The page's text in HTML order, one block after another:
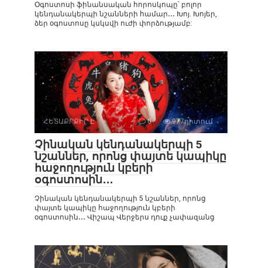
Օգոստոսի ֆինանսական հորոսկոպը՝ բոլոր
կենդանակերպի նշանների համար․․․ Խոյ. Խոյեր,
ձեր օգոստոսը կսկսվի ուժի փորձությամբ:
ՀԵՏԱՔՐՔԻՐ Է 0 977դիտում
Չինական կենդանակերպի 5
նշաններ, որոնց փայտե կապիկը
հաջողություն կբերի
օգոստոսին․․․
Չինական կենդանակերպի 5 նշաններ, որոնց
փայտե կապիկը հաջողություն կբերի
օգոստոսին․․․ Վիշապ Վերջերս դուք չափազանց